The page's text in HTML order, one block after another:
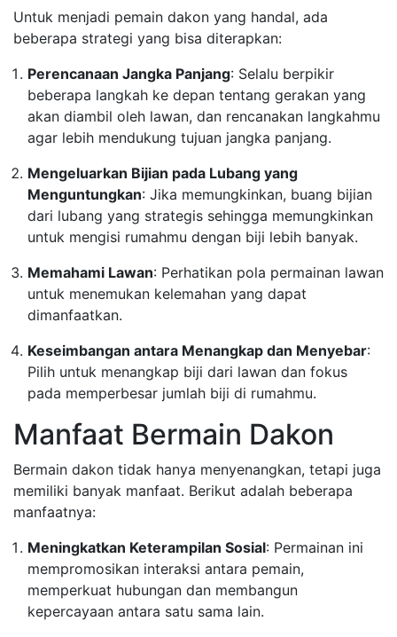
Untuk menjadi pemain dakon yang handal, ada
beberapa strategi yang bisa diterapkan:
Perencanaan Jangka Panjang: Selalu berpikir
beberapa langkah ke depan tentang gerakan yang
akan diambil oleh lawan, dan rencanakan langkahmu
agar lebih mendukung tujuan jangka panjang.
Mengeluarkan Bijian pada Lubang yang
Menguntungkan: Jika memungkinkan, buang bijian
dari lubang yang strategis sehingga memungkinkan
untuk mengisi rumahmu dengan biji lebih banyak.
Memahami Lawan: Perhatikan pola permainan lawan
untuk menemukan kelemahan yang dapat
dimanfaatkan.
Keseimbangan antara Menangkap dan Menyebar:
Pilih untuk menangkap biji dari lawan dan fokus
pada memperbesar jumlah biji di rumahmu.
Manfaat Bermain Dakon
Bermain dakon tidak hanya menyenangkan, tetapi juga
memiliki banyak manfaat. Berikut adalah beberapa
manfaatnya:
Meningkatkan Keterampilan Sosial: Permainan ini
mempromosikan interaksi antara pemain,
memperkuat hubungan dan membangun
kepercayaan antara satu sama lain.